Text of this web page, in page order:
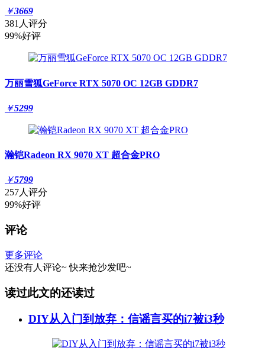
￥3669
381人评分
99%好评
万丽雪狐GeForce RTX 5070 OC 12GB GDDR7
￥5299
瀚铠Radeon RX 9070 XT 超合金PRO
￥5799
257人评分
99%好评
评论
更多评论
还没有人评论~ 快来抢沙发吧~
读过此文的还读过
DIY从入门到放弃：信谣言买的i7被i3秒